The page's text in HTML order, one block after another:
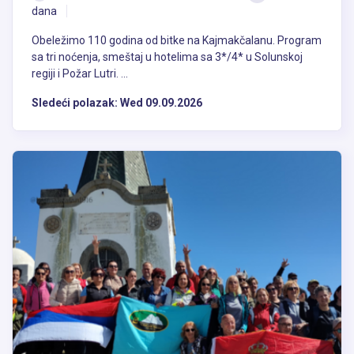
naređenju kralja Aleksandra Karađorđevića. Na oko 10.000 kvadrata,
materijalom dopremljenim iz Srbije, ovaj nesvakidašnji kompleks je
završen 1936. godine i na njemu počivaju posmrtni ostaci više od
8.000 srpskih ratnika, dok centralno mesto kompleksa zauzima
mauzolej.
dana
Obeležimo 110 godina od bitke na Kajmakčalanu. Program
sa tri noćenja, smeštaj u hotelima sa 3*/4* u Solunskoj
regiji i Požar Lutri. ...
Sledeći polazak: Wed 09.09.2026